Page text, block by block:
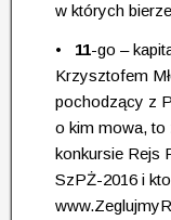
w których
• 11-go –
Krzysztofem
pochodzący z
o kim mowa, to
konkursie Rejs
SzPŻ-2016 i